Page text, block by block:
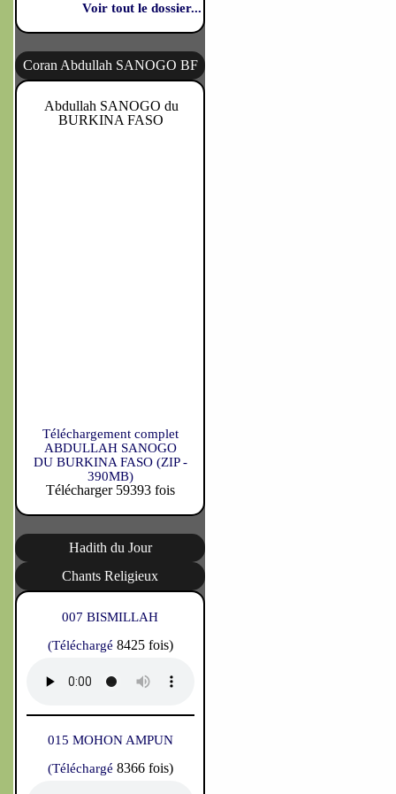
Voir tout le dossier...
Coran Abdullah SANOGO BF
Abdullah SANOGO du
BURKINA FASO
Téléchargement complet
ABDULLAH SANOGO
DU BURKINA FASO (ZIP -
390MB)
Télécharger 59393 fois
Hadith du Jour
Chants Religieux
007 BISMILLAH
(Téléchargé 8425 fois)
015 MOHON AMPUN
(Téléchargé 8366 fois)